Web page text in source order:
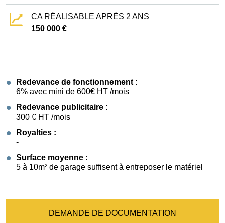
CA RÉALISABLE APRÈS 2 ANS
150 000 €
Redevance de fonctionnement :
6% avec mini de 600€ HT /mois
Redevance publicitaire :
300 € HT /mois
Royalties :
-
Surface moyenne :
5 à 10m² de garage suffisent à entreposer le matériel
DEMANDE DE DOCUMENTATION